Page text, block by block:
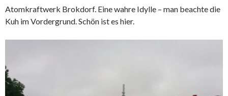
Atomkraftwerk Brokdorf. Eine wahre Idylle – man beachte die
Kuh im Vordergrund. Schön ist es hier.